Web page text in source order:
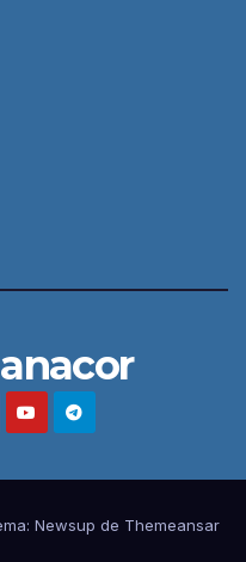
Newsup de Themeansar